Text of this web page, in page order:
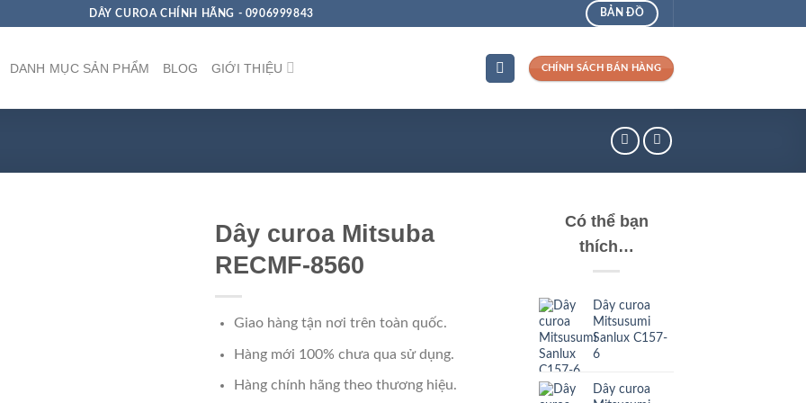
DÂY CUROA CHÍNH HÃNG - 0906999843 BẢN ĐỒ
DANH MỤC SẢN PHẨM BLOG GIỚI THIỆU CHÍNH SÁCH BÁN HÀNG
Dây curoa Mitsuba
RECMF-8560
Giao hàng tận nơi trên toàn quốc.
Hàng mới 100% chưa qua sử dụng.
Hàng chính hãng theo thương hiệu.
Có thể bạn
thích…
Dây curoa
Mitsusumi
Sanlux C157-
6
Dây curoa